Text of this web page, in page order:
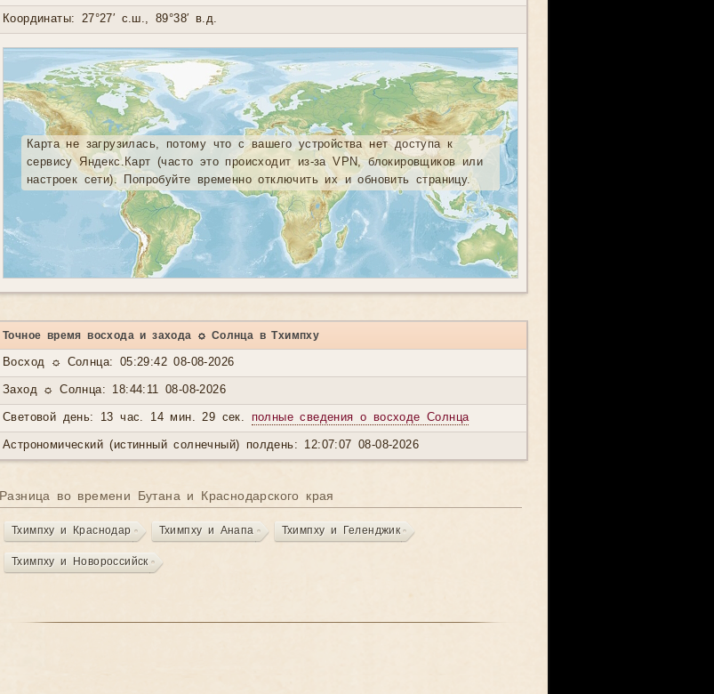
Координаты: 27°27′ с.ш., 89°38′ в.д.
Карта не загрузилась, потому что с вашего устройства нет доступа к
сервису Яндекс.Карт (часто это происходит из-за VPN, блокировщиков или
настроек сети). Попробуйте временно отключить их и обновить страницу.
Точное время восхода и захода ☼ Солнца в Тхимпху
Восход ☼ Солнца: 05:29:42 08-08-2026
Заход ☼ Солнца: 18:44:11 08-08-2026
Световой день: 13 час. 14 мин. 29 сек. полные сведения о восходе Солнца
Астрономический (истинный солнечный) полдень: 12:07:07 08-08-2026
Разница во времени Бутана и Краснодарского края
Тхимпху и Краснодар Тхимпху и Анапа Тхимпху и Геленджик
Тхимпху и Новороссийск